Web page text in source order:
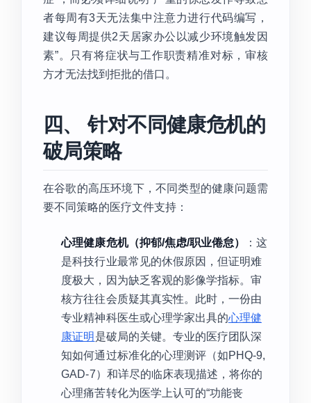
者每周有3天无法集中注意力进行代码编写，
建议每周提供2天居家办公以减少环境触发因
素”。只有将症状与工作职责精准对标，审核
方才无法找到拒批的借口。
四、 针对不同健康危机的
破局策略
在谷歌的高压环境下，不同类型的健康问题需
要不同策略的医疗文件支持：
心理健康危机（抑郁/焦虑/职业倦怠）
：这
是科技行业最常见的休假原因，但证明难
度极大，因为缺乏客观的影像学指标。审
核方往往会质疑其真实性。此时，一份由
专业精神科医生或心理学家出具的心理健
康证明 是破局的关键。专业的医疗团队深
知如何通过标准化的心理测评（如PHQ-9,
GAD-7）和详尽的临床表现描述，将你的
心理痛苦转化为医学上认可的“功能丧